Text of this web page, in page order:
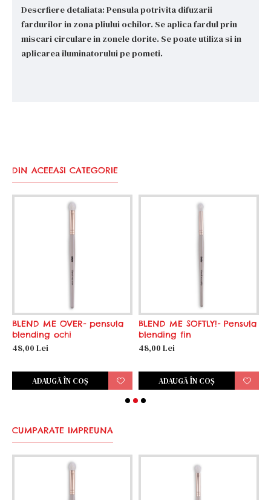
Descrfiere detaliata: Pensula potrivita difuzarii
fardurilor in zona pliului ochilor. Se aplica fardul prin
miscari circulare in zonele dorite. Se poate utiliza si in
aplicarea iluminatorului pe pometi.
DIN ACEEASI CATEGORIE
BLEND ME OVER- pensula
blending ochi
48,00 Lei
ADAUGĂ ÎN COŞ
BLEND ME SOFTLY!- Pensula
blending fin
48,00 Lei
ADAUGĂ ÎN COŞ
CUMPARATE IMPREUNA